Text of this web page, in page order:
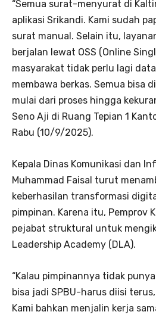
“Semua surat-menyurat di
aplikasi Srikandi. Kami sudah
surat manual. Selain itu,
berjalan lewat OSS (Online
masyarakat tidak perlu lagi
membawa berkas. Semua bisa
mulai dari proses hingga
Seno Aji di Ruang Tepian 1
Rabu (10/9/2025).
Kepala Dinas Komunikasi dan
Muhammad Faisal turut
keberhasilan transformasi
pimpinan. Karena itu, Pemprov
pejabat struktural untuk
Leadership Academy (DLA).
“Kalau pimpinannya tidak
bisa jadi SPBU-harus diisi
Kami bahkan menjalin kerja